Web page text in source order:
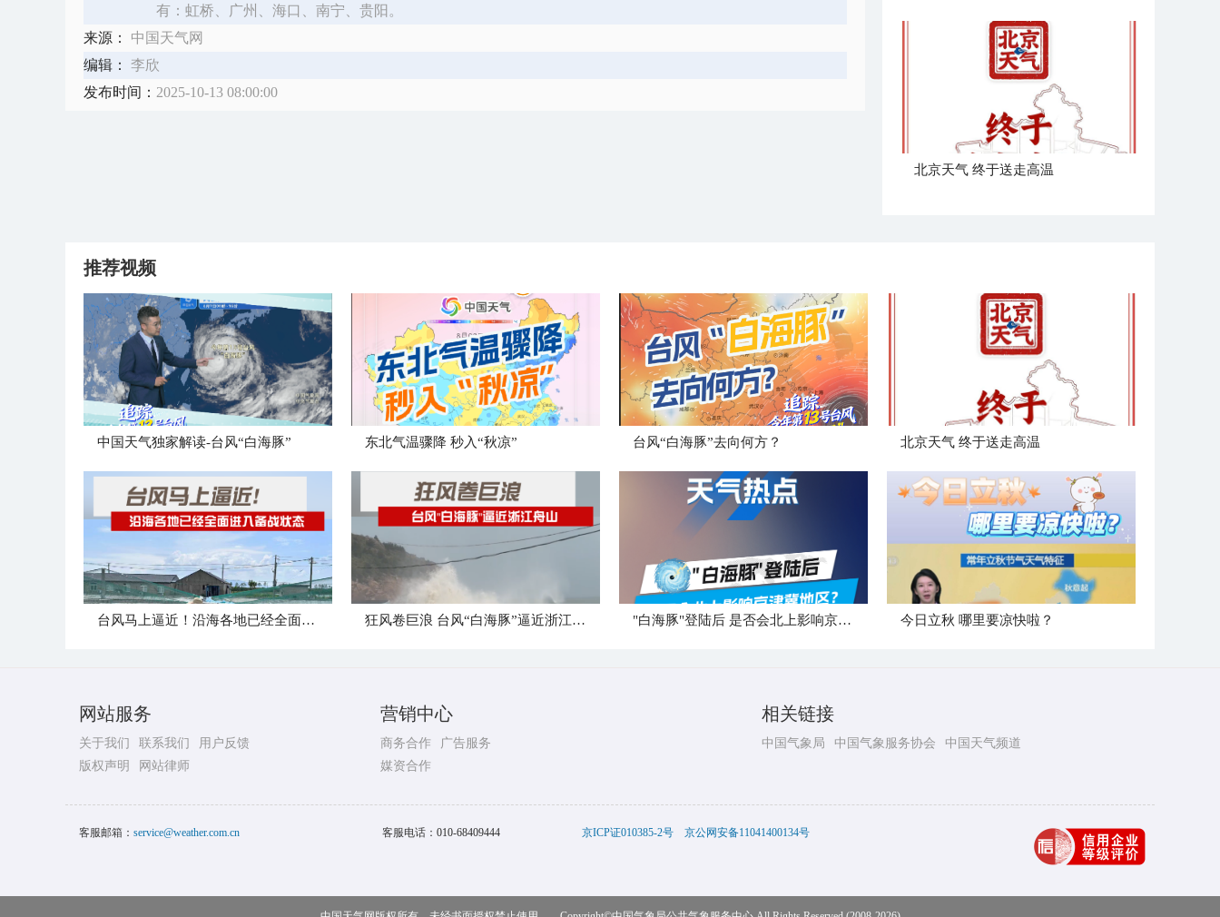
有：虹桥、广州、海口、南宁、贵阳。
来源：
中国天气网
编辑：
李欣
发布时间： 2025-10-13 08:00:00
北京天气 终于送走高温
推荐视频
中国天气独家解读-台风“白海豚” 东北气温骤降 秒入“秋凉” 台风“白海豚”去向何方？ 北京天气 终于送走高温
台风马上逼近！沿海各地已经全面进入备战状态 狂风卷巨浪 台风“白海豚”逼近浙江舟山 "白海豚"登陆后 是否会北上影响京津冀地区？ 今日立秋 哪里要凉快啦？
网站服务
关于我们 联系我们
用户反馈
版权声明
网站律师
营销中心
商务合作
广告服务
媒资合作
相关链接
中国气象局 中国气象服务协会 中国天气频道
客服邮箱： service@weather.com.cn 客服电话： 010-68409444 京ICP证010385-2号 京公网安备11041400134号